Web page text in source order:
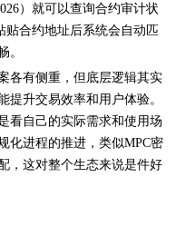
）就可以查询合约审计状
贴合约地址后系统会自动匹
。
各有侧重，但底层逻辑其实
提升交易效率和用户体验。
看自己的实际需求和使用场
化进程的推进，类似MPC密
，这对整个生态来说是件好